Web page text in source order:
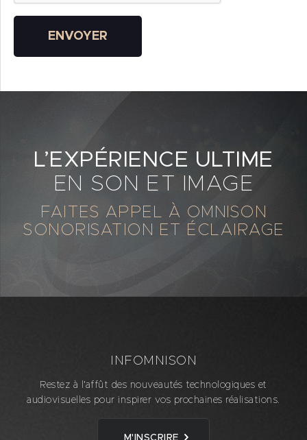
ENVOYER
L’EXPÉRIENCE ULTIME
EN SON ET IMAGE
FAITES APPEL À OMNISON
SONORISATION ET ÉCLAIRAGE
INFOMNISON
Restez à l'affût des nouveautés technologiques et
audiovisuelles pour inspirer vos prochaines réalisations.
M'INSCRIRE